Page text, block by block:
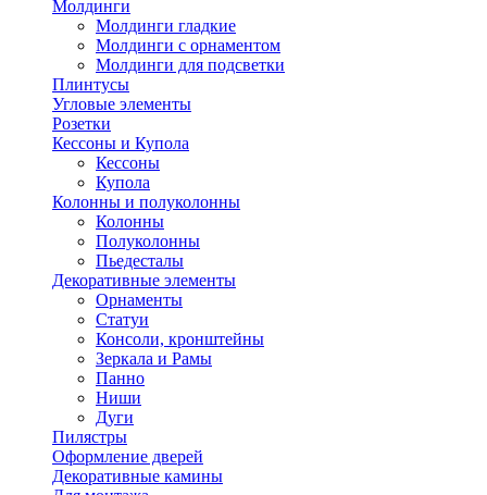
Молдинги
Молдинги гладкие
Молдинги с орнаментом
Молдинги для подсветки
Плинтусы
Угловые элементы
Розетки
Кессоны и Купола
Кессоны
Купола
Колонны и полуколонны
Колонны
Полуколонны
Пьедесталы
Декоративные элементы
Орнаменты
Статуи
Консоли, кронштейны
Зеркала и Рамы
Панно
Ниши
Дуги
Пилястры
Оформление дверей
Декоративные камины